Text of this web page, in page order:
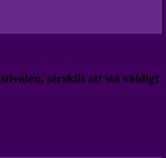
särskilt att stå väldigt